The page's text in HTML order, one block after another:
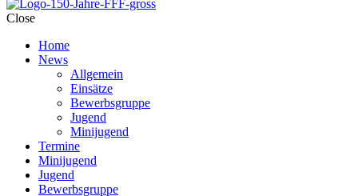
Close
Home
News
Allgemein
Einsätze
Bewerbsgruppe
Jugend
Minijugend
Termine
Minijugend
Jugend
Bewerbsgruppe